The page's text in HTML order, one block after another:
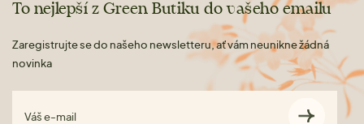
To nejlepší z Green Butiku do vašeho emailu
Zaregistrujte se do našeho newsletteru, ať vám neunikne žádná
novinka
Váš e-mail